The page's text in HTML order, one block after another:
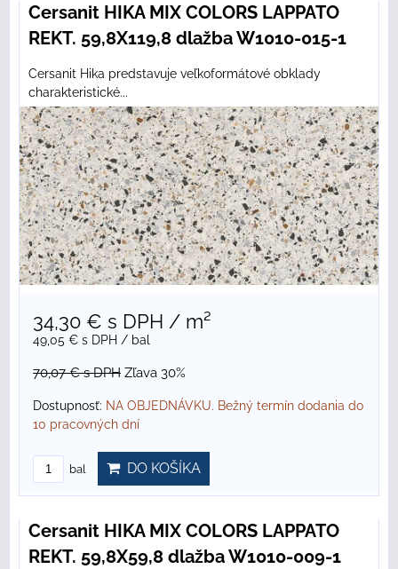
Cersanit HIKA MIX COLORS LAPPATO
REKT. 59,8X119,8 dlažba W1010-015-1
Cersanit Hika predstavuje veľkoformátové obklady
charakteristické...
34,30 € s DPH / m²
49,05 € s DPH / bal
70,07 €s DPH Zľava 30%
Dostupnosť: NA OBJEDNÁVKU. Bežný termín dodania do
10 pracovných dní
bal DO KOŠÍKA
Cersanit HIKA MIX COLORS LAPPATO
REKT. 59,8X59,8 dlažba W1010-009-1